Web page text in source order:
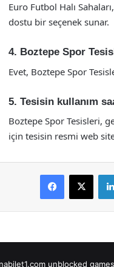
Euro Futbol Halı
dostu bir seçenek sunar.
4. Boztepe Spor
Evet, Boztepe Spor
5. Tesisin kullanım
Boztepe Spor Tesisleri,
için tesisin resmi web
Facebook
X
unblocked games